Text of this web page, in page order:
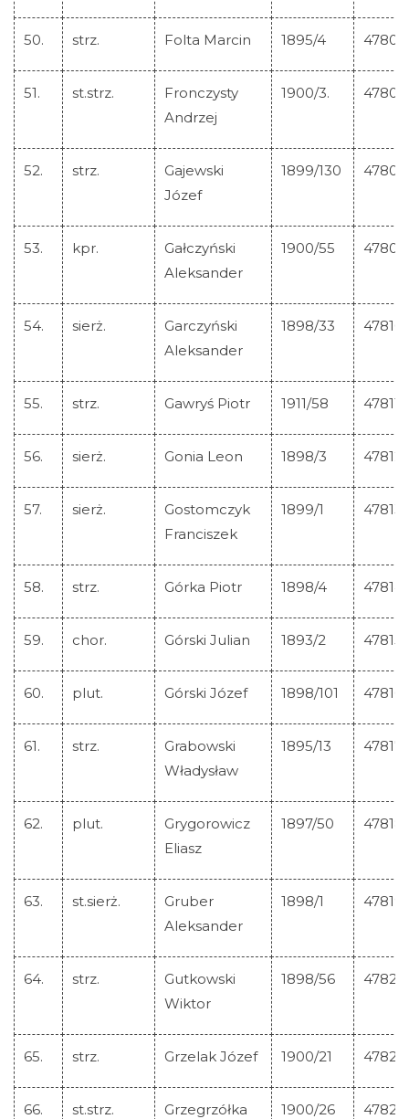
50. strz. Folta Marcin 1895/4 47806
51. st.strz.
Fronczysty
Andrzej
1900/3. 47807
52. strz.
Gajewski
Józef
1899/130 47808
53. kpr.
Gałczyński
Aleksander
1900/55 47809
54. sierż.
Garczyński
Aleksander
1898/33 47810
55. strz. Gawryś Piotr 1911/58 47811
56. sierż. Gonia Leon 1898/3 47812
57. sierż.
Gostomczyk
Franciszek
1899/1 47813
58. strz. Górka Piotr 1898/4 47814
59. chor. Górski Julian 1893/2 47815
60. plut. Górski Józef 1898/101 47816
61. strz.
Grabowski
Władysław
1895/13 47817
62. plut.
Grygorowicz
Eliasz
1897/50 47818
63. st.sierż.
Gruber
Aleksander
1898/1 47819
64. strz.
Gutkowski
Wiktor
1898/56 47820
65. strz. Grzelak Józef 1900/21 47821
66. st.strz.
Grzegrzółka
1900/26 47822